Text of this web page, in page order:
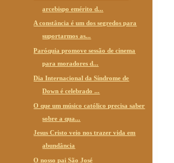
arcebispo emérito d...
A constância é um dos segredos para
suportarmos as...
Paróquia promove sessão de cinema
para moradores d...
Dia Internacional da Síndrome de
Down é celebrado ...
O que um músico católico precisa saber
sobre a qua...
Jesus Cristo veio nos trazer vida em
abundância
O nosso pai São José